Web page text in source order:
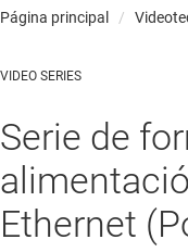
Página principal
VIDEO SERIES
Serie de
Ethernet